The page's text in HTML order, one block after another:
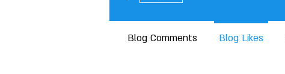
Blog Likes
Blog Comments